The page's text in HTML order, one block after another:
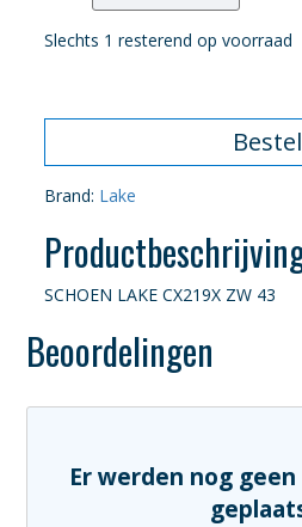
Slechts 1 resterend op voorraad
Bestel
Brand: Lake
SCHOEN LAKE CX219X ZW 43
Beoordelingen
Er werden nog